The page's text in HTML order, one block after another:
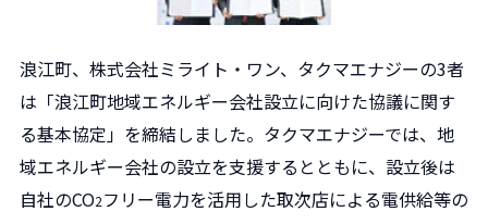
浪江町、株式会社ミライト・ワン、タクマエナジーの3者
は「浪江町地域エネルギー会社設立に向けた協議に関す
る基本協定」を締結しました。タクマエナジーでは、地
域エネルギー会社の設立を支援するとともに、設立後は
自社のCO2フリー電力を活用した取次店による電供給等の